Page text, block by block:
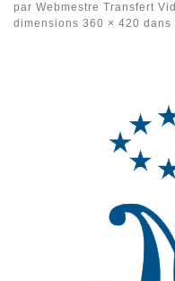
par Webmestre Transfert
dimensions 360 × 420 dans